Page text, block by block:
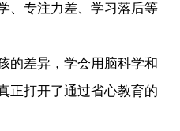
、专注力差、学习落后等
的差异，学会用脑科学和
正打开了通过省心教育的